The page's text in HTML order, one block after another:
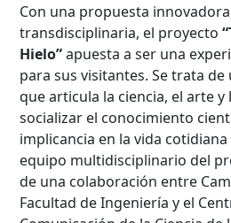
Con una propuesta
transdisciplinaria, el proyecto
Hielo”apuesta a ser una
para sus visitantes. Se trata
que articula la ciencia, el arte
socializar el conocimiento
implicancia en la vida cotidiana
equipo multidisciplinario del
de una colaboración entre
Facultad de Ingeniería y el